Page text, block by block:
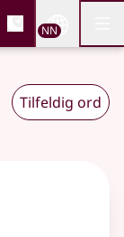
og
NN
Tilfeldig ord